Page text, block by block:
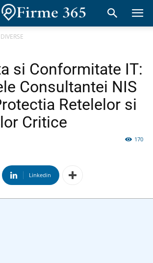
si Conformitate IT:
Consultantei NIS
Retelelor si
Critice
170
Linkedin